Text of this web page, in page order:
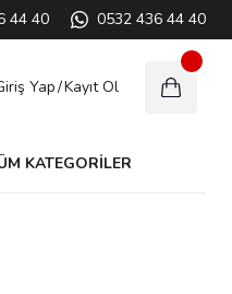
44 40 0532 436 44 40
Yap/Kayıt Ol
KATEGORİLER